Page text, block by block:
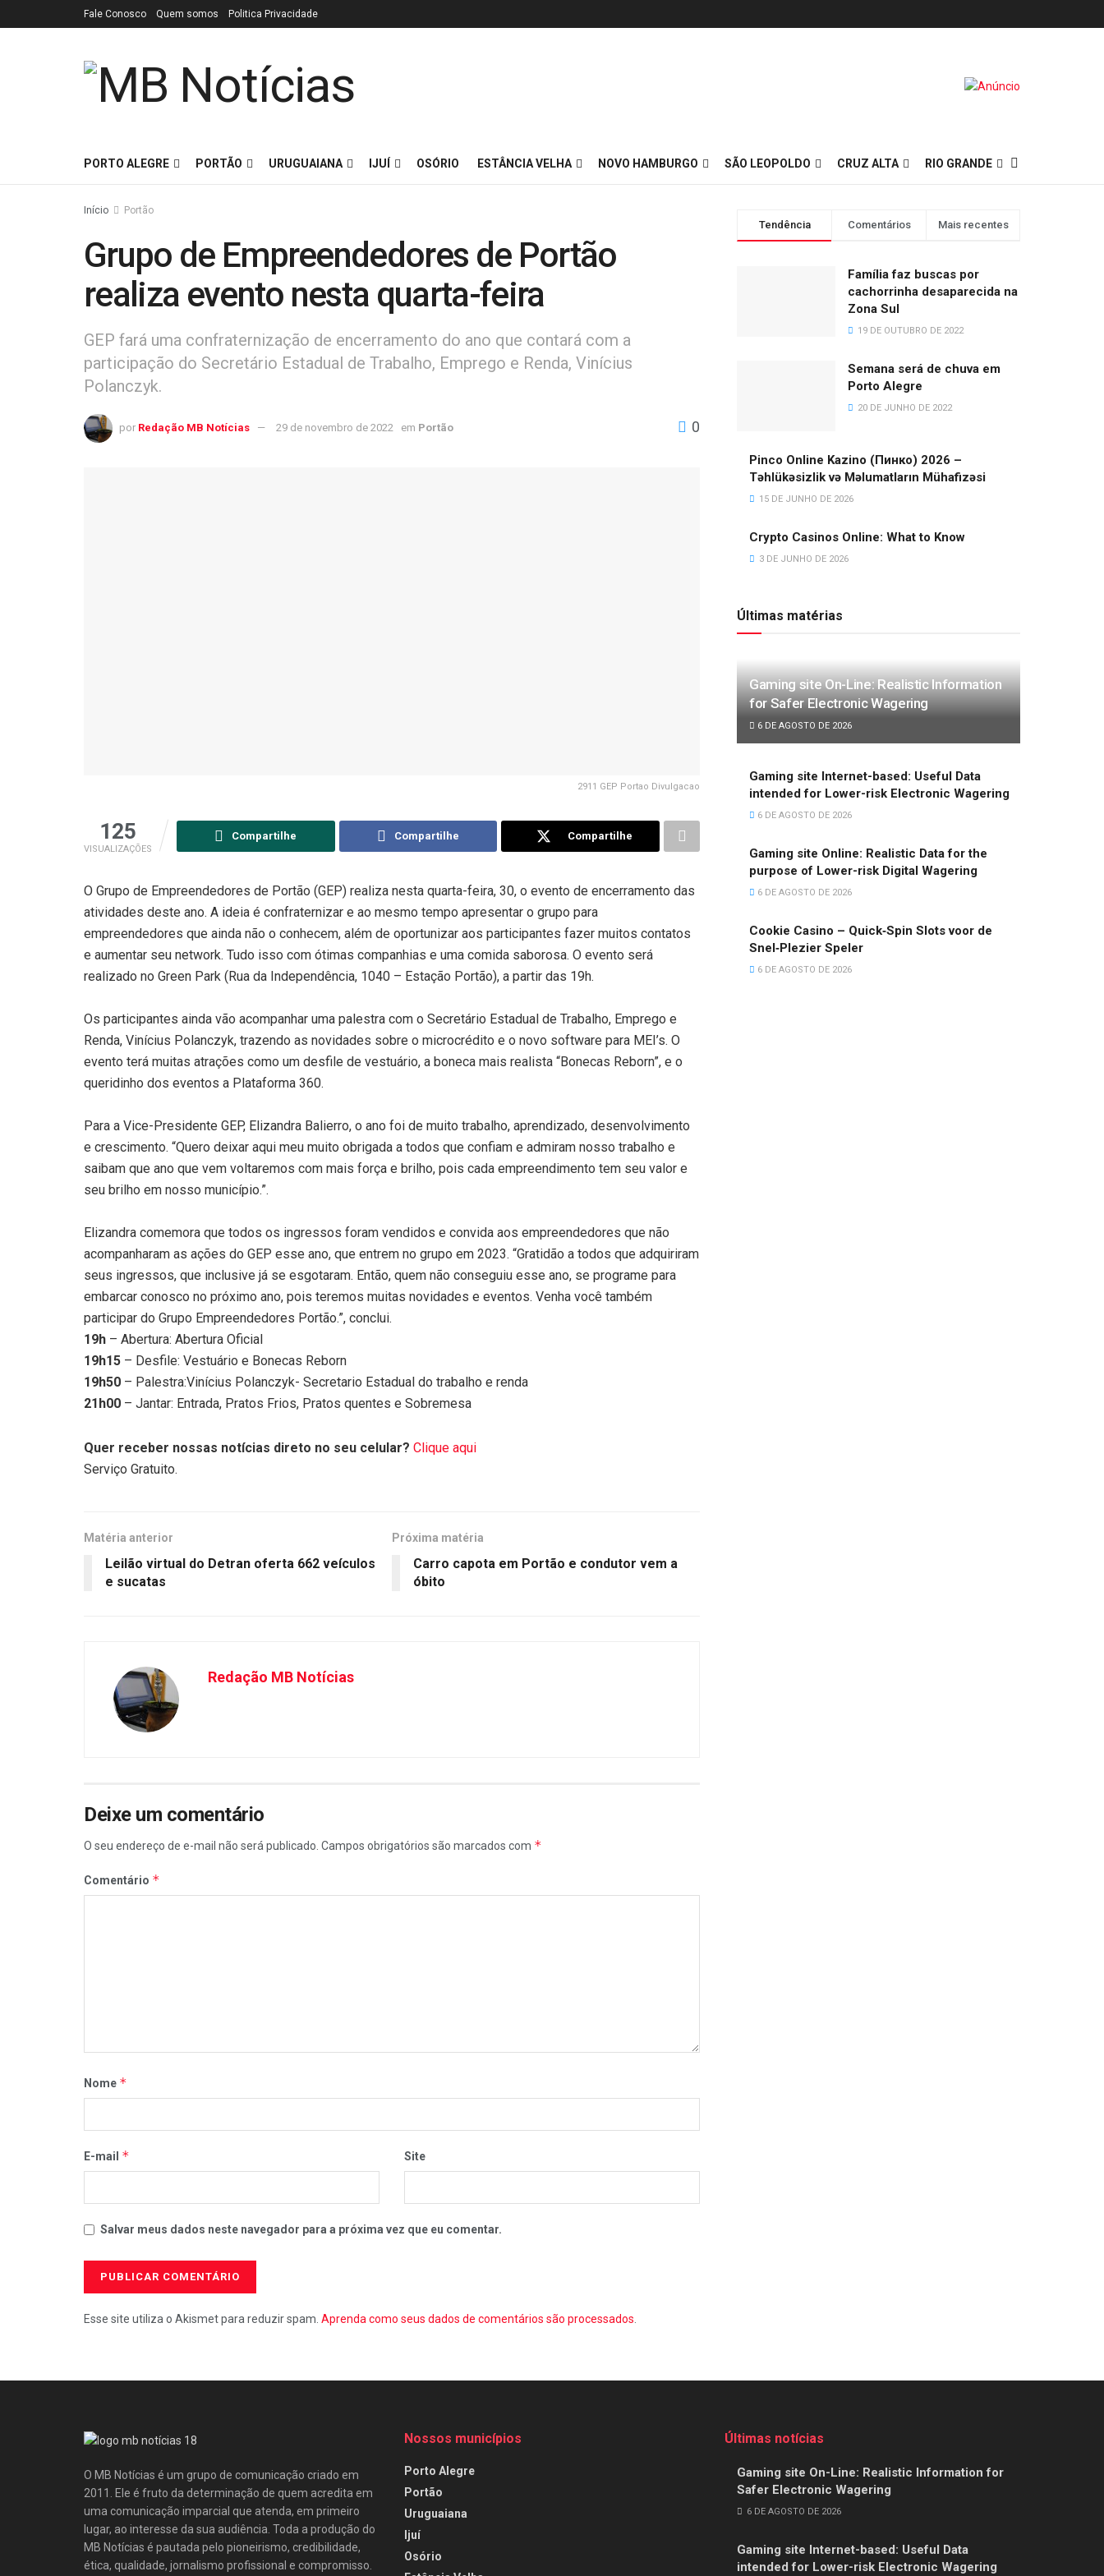
Fale Conosco Quem somos Politica Privacidade
PORTO ALEGRE PORTÃO URUGUAIANA IJUÍ OSÓRIO ESTÂNCIA VELHA NOVO HAMBURGO SÃO LEOPOLDO CRUZ ALTA RIO GRANDE
Início Portão
Grupo de Empreendedores de Portão
realiza evento nesta quarta-feira
GEP fará uma confraternização de encerramento do ano que contará com a
participação do Secretário Estadual de Trabalho, Emprego e Renda, Vinícius
Polanczyk.
por Redação MB Notícias 29 de novembro de 2022 em Portão 0
2911 GEP Portao Divulgacao
125
VISUALIZAÇÕES
Compartilhe Compartilhe Compartilhe
O Grupo de Empreendedores de Portão (GEP) realiza nesta quarta-feira, 30, o evento de encerramento das
atividades deste ano. A ideia é confraternizar e ao mesmo tempo apresentar o grupo para
empreendedores que ainda não o conhecem, além de oportunizar aos participantes fazer muitos contatos
e aumentar seu network. Tudo isso com ótimas companhias e uma comida saborosa. O evento será
realizado no Green Park (Rua da Independência, 1040 – Estação Portão), a partir das 19h.
Os participantes ainda vão acompanhar uma palestra com o Secretário Estadual de Trabalho, Emprego e
Renda, Vinícius Polanczyk, trazendo as novidades sobre o microcrédito e o novo software para MEI’s. O
evento terá muitas atrações como um desfile de vestuário, a boneca mais realista “Bonecas Reborn”, e o
queridinho dos eventos a Plataforma 360.
Para a Vice-Presidente GEP, Elizandra Balierro, o ano foi de muito trabalho, aprendizado, desenvolvimento
e crescimento. “Quero deixar aqui meu muito obrigada a todos que confiam e admiram nosso trabalho e
saibam que ano que vem voltaremos com mais força e brilho, pois cada empreendimento tem seu valor e
seu brilho em nosso município.”.
Elizandra comemora que todos os ingressos foram vendidos e convida aos empreendedores que não
acompanharam as ações do GEP esse ano, que entrem no grupo em 2023. “Gratidão a todos que adquiriram
seus ingressos, que inclusive já se esgotaram. Então, quem não conseguiu esse ano, se programe para
embarcar conosco no próximo ano, pois teremos muitas novidades e eventos. Venha você também
participar do Grupo Empreendedores Portão.”, conclui.
19h – Abertura: Abertura Oficial
19h15 – Desfile: Vestuário e Bonecas Reborn
19h50 – Palestra:Vinícius Polanczyk- Secretario Estadual do trabalho e renda
21h00 – Jantar: Entrada, Pratos Frios, Pratos quentes e Sobremesa
Quer receber nossas notícias direto no seu celular? Clique aqui
Serviço Gratuito.
Matéria anterior
Leilão virtual do Detran oferta 662 veículos
e sucatas
Próxima matéria
Carro capota em Portão e condutor vem a
óbito
Redação MB Notícias
Deixe um comentário
O seu endereço de e-mail não será publicado. Campos obrigatórios são marcados com *
Comentário *
Nome *
E-mail * Site
Salvar meus dados neste navegador para a próxima vez que eu comentar.
Esse site utiliza o Akismet para reduzir spam. Aprenda como seus dados de comentários são processados
Tendência Comentários Mais recentes
Família faz buscas por
cachorrinha desaparecida na
Zona Sul
19 DE OUTUBRO DE 2022
Semana será de chuva em
Porto Alegre
20 DE JUNHO DE 2022
Pinco Online Kazino (Пинко) 2026 –
Təhlükəsizlik və Məlumatların Mühafizəsi
15 DE JUNHO DE 2026
Crypto Casinos Online: What to Know
3 DE JUNHO DE 2026
Últimas matérias
Gaming site On-Line: Realistic Information
for Safer Electronic Wagering
6 DE AGOSTO DE 2026
Gaming site Internet-based: Useful Data
intended for Lower-risk Electronic Wagering
6 DE AGOSTO DE 2026
Gaming site Online: Realistic Data for the
purpose of Lower-risk Digital Wagering
6 DE AGOSTO DE 2026
Cookie Casino – Quick‑Spin Slots voor de
Snel‑Plezier Speler
6 DE AGOSTO DE 2026
O MB Notícias é um grupo de comunicação criado em
2011. Ele é fruto da determinação de quem acredita em
uma comunicação imparcial que atenda, em primeiro
lugar, ao interesse da sua audiência. Toda a produção do
MB Notícias é pautada pelo pioneirismo, credibilidade,
ética, qualidade, jornalismo profissional e compromisso.
Nossos municípios
Porto Alegre
Portão
Uruguaiana
Ijuí
Osório
Últimas notícias
Gaming site On-Line: Realistic Information for
Safer Electronic Wagering
6 DE AGOSTO DE 2026
Gaming site Internet-based: Useful Data
intended for Lower-risk Electronic Wagering